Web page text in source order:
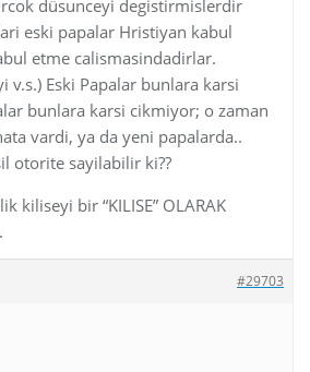
düsunceyi degistirmislerdir
eski papalar Hristiyan kabul
etme calismasindadirlar.
v.s.) Eski Papalar bunlara karsi
bunlara karsi cikmiyor; o zaman
vardi, ya da yeni papalarda..
otorite sayilabilir ki??
kiliseyi bir “KILISE” OLARAK
#29703